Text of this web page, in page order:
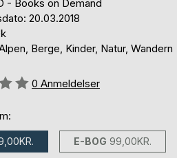
- Books on Demand
20.03.2018
Berge, Kinder, Natur, Wandern
0 Anmeldelser
E-BOG 99,00KR.